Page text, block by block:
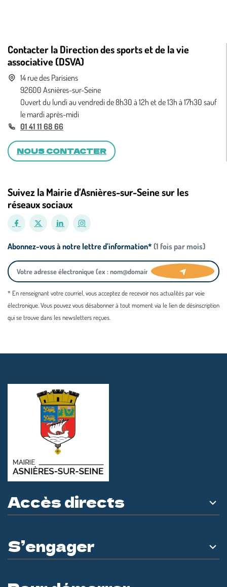
Contacter la Direction des sports et de la vie
associative (DSVA)
14 rue des Parisiens
92600 Asnières-sur-Seine
Ouvert du lundi au vendredi de 8h30 à 12h et de 13h à 17h30 sauf
le mardi après-midi
01 41 11 68 66
NOUS CONTACTER
Suivez la Mairie d’Asnières-sur-Seine sur les
réseaux sociaux
Abonnez-vous à notre lettre d’information* (1 fois par mois)
* En renseignant votre courriel, vous acceptez de recevoir nos actualités par voie
électronique. Vous pouvez vous désabonner à tout moment via le lien de désinscription
qui se trouve dans les newsletters reçues.
Accès directs
S’engager